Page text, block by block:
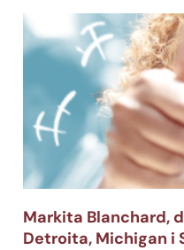
Markita Blanchard,
Detroita, Michigan i